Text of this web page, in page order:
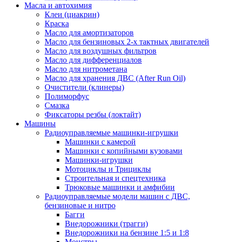
Масла и автохимия
Клеи (циакрин)
Краска
Масло для амортизаторов
Масло для бензиновых 2-х тактных двигателей
Масло для воздушных фильтров
Масло для дифференциалов
Масло для нитрометана
Масло для хранения ДВС (After Run Oil)
Очистители (клинеры)
Полиморфус
Смазка
Фиксаторы резбы (локтайт)
Машины
Радиоуправляемые машинки-игрушки
Машинки с камерой
Машинки с копийными кузовами
Машинки-игрушки
Мотоциклы и Трициклы
Строительная и спецтехника
Трюковые машинки и амфибии
Радиоуправляемые модели машин с ДВС,
бензиновые и нитро
Багги
Внедорожники (трагги)
Внедорожники на бензине 1:5 и 1:8